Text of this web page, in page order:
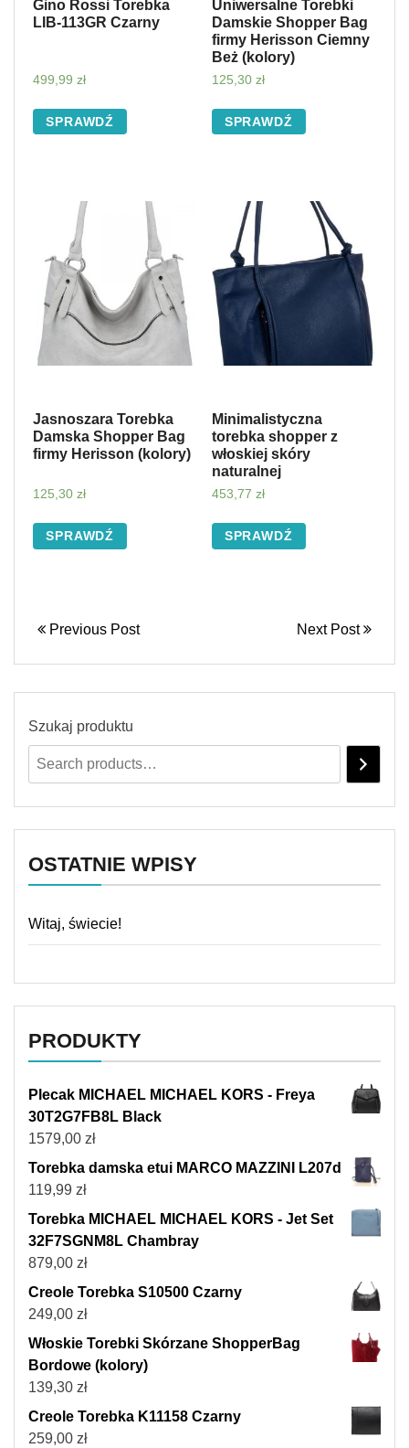
Gino Rossi Torebka
LIB-113GR Czarny
499,99 zł
SPRAWDŹ
Uniwersalne Torebki
Damskie Shopper Bag
firmy Herisson Ciemny
Beż (kolory)
125,30 zł
SPRAWDŹ
Jasnoszara Torebka
Damska Shopper Bag
firmy Herisson (kolory)
125,30 zł
SPRAWDŹ
Minimalistyczna
torebka shopper z
włoskiej skóry
naturalnej
453,77 zł
SPRAWDŹ
Previous Post Next Post
Szukaj produktu
OSTATNIE WPISY
Witaj, świecie!
PRODUKTY
Plecak MICHAEL MICHAEL KORS - Freya
30T2G7FB8L Black
1579,00 zł
Torebka damska etui MARCO MAZZINI L207d
119,99 zł
Torebka MICHAEL MICHAEL KORS - Jet Set
32F7SGNM8L Chambray
879,00 zł
Creole Torebka S10500 Czarny
249,00 zł
Włoskie Torebki Skórzane ShopperBag
Bordowe (kolory)
139,30 zł
Creole Torebka K11158 Czarny
259,00 zł